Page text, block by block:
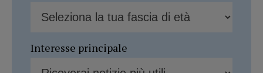
Interesse principale